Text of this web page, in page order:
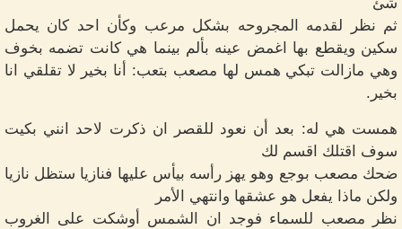
ثم نظر لقدمه المجروحه بشكل مرعب وكأن احد كان يحمل
سكين ويقطع بها اغمض عينه بألم بينما هي كانت تضمه بخوف
وهي مازالت تبكي همس لها مصعب بتعب: أنا بخير لا تقلقي انا
بخير.
همست هي له: بعد أن نعود للقصر ان ذكرت لاحد انني بكيت
سوف اقتلك اقسم لك
ضحك مصعب بوجع وهو يهز رأسه بيأس عليها فنازيا ستظل نازيا
ولكن ماذا يفعل هو عشقها وانتهي الأمر
نظر مصعب للسماء فوجد ان الشمس أوشكت على الغروب